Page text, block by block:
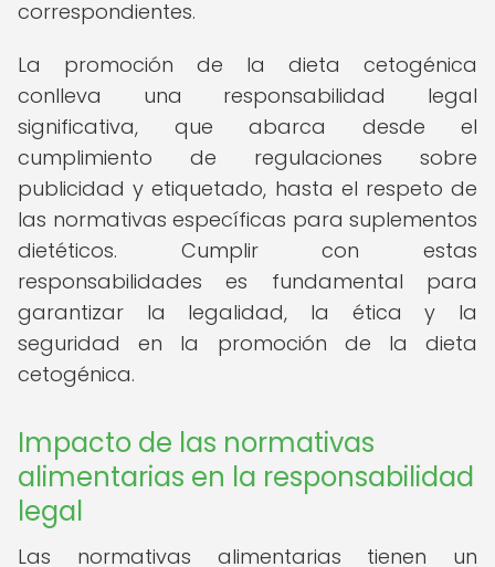
correspondientes.
La promoción de la dieta cetogénica
conlleva una responsabilidad legal
significativa, que abarca desde el
cumplimiento de regulaciones sobre
publicidad y etiquetado, hasta el respeto de
las normativas específicas para suplementos
dietéticos. Cumplir con estas
responsabilidades es fundamental para
garantizar la legalidad, la ética y la
seguridad en la promoción de la dieta
cetogénica.
Impacto de las normativas
alimentarias en la responsabilidad
legal
Las normativas alimentarias tienen un